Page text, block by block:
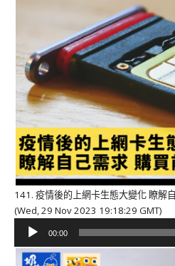
141. 疫情後的上網卡生態大變化 瞭解
(Wed, 29 Nov 2023 19:18:29 GMT)
播
00:00